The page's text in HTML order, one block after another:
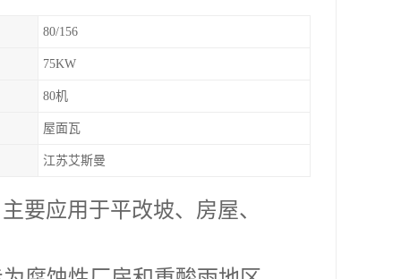
80/156
75KW
80机
屋面瓦
江苏艾斯曼
要应用于平改坡、房屋、